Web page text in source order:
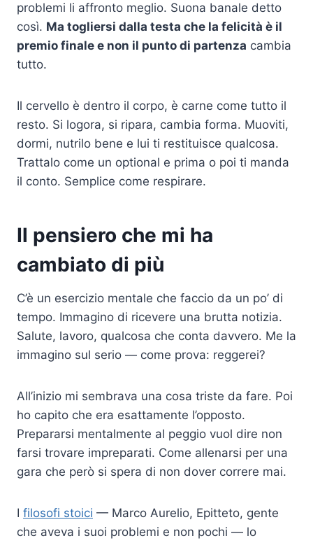
problemi li affronto meglio. Suona banale detto
così. Ma togliersi dalla testa che la felicità è il
premio finale e non il punto di partenza cambia
tutto.
Il cervello è dentro il corpo, è carne come tutto il
resto. Si logora, si ripara, cambia forma. Muoviti,
dormi, nutrilo bene e lui ti restituisce qualcosa.
Trattalo come un optional e prima o poi ti manda
il conto. Semplice come respirare.
Il pensiero che mi ha
cambiato di più
C’è un esercizio mentale che faccio da un po’ di
tempo. Immagino di ricevere una brutta notizia.
Salute, lavoro, qualcosa che conta davvero. Me la
immagino sul serio — come prova: reggerei?
All’inizio mi sembrava una cosa triste da fare. Poi
ho capito che era esattamente l’opposto.
Prepararsi mentalmente al peggio vuol dire non
farsi trovare impreparati. Come allenarsi per una
gara che però si spera di non dover correre mai.
I filosofi stoici — Marco Aurelio, Epitteto, gente
che aveva i suoi problemi e non pochi — lo